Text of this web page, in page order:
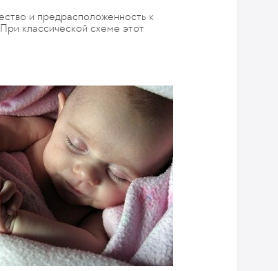
и предрасположенность к
классической схеме этот